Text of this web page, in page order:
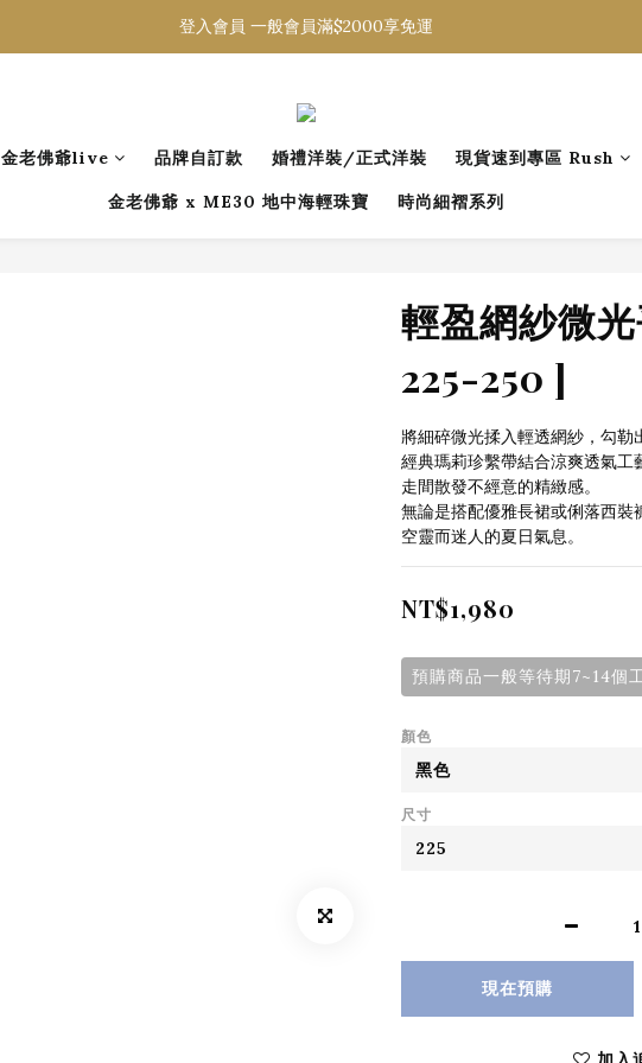
登入會員 一般會員滿$2000享免運
登入會員 一般會員滿$2000享免運
金老佛爺live 品牌自訂款 婚禮洋裝/正式洋裝 現貨速到專區 Rush
金老佛爺 x ME30 地中海輕珠寶 時尚細褶系列
輕盈網紗微
225-250 ]
將細碎微光揉入輕透網紗，勾勒
經典瑪莉珍繫帶結合涼爽透氣
走間散發不經意的精緻感。
無論是搭配優雅長裙或俐落西
空靈而迷人的夏日氣息。
NT$1,980
預購商品一般等待期7~14個
顏色
尺寸
現在預購